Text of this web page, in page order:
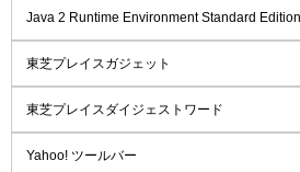
Java 2 Runtime Environment Standard
東芝プレイスガジェット
東芝プレイスダイジェストワード
Yahoo! ツールバー